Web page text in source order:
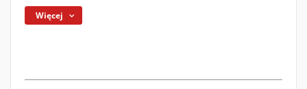
Więcej